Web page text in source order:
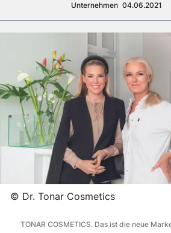
Unternehmen 04.06.2021
© Dr. Tonar Cosmetics
TONAR COSMETICS. Das ist die neue